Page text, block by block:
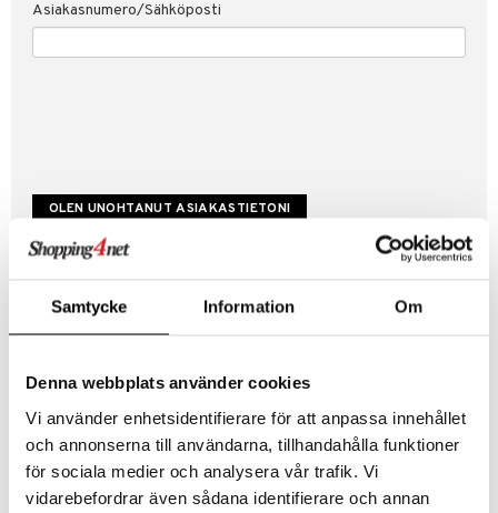
Samtycke Information Om
Denna webbplats använder cookies
Vi använder enhetsidentifierare för att anpassa innehållet
och annonserna till användarna, tillhandahålla funktioner
för sociala medier och analysera vår trafik. Vi
vidarebefordrar även sådana identifierare och annan
Asiakasnumero/Sähköposti
Luo uusi asiakas
Hyviä tarjouksia
Kestotilaus
Arvostele tuotteita
Toivelistat